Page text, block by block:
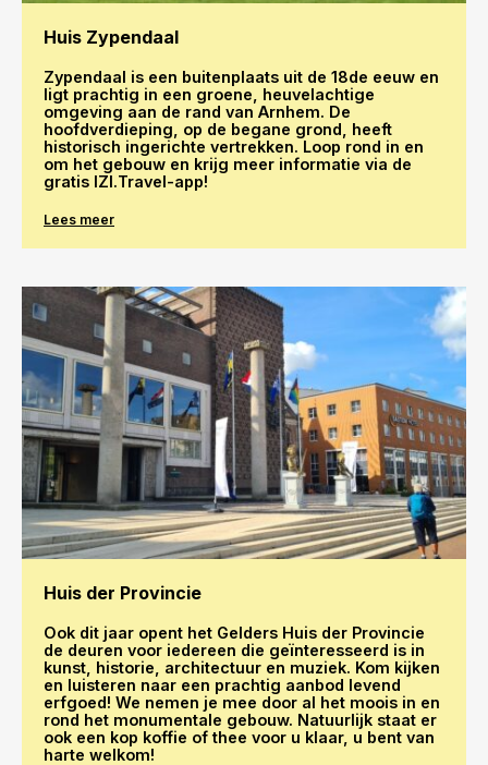
Huis Zypendaal
Zypendaal is een buitenplaats uit de 18de eeuw en
ligt prachtig in een groene, heuvelachtige
omgeving aan de rand van Arnhem. De
hoofdverdieping, op de begane grond, heeft
historisch ingerichte vertrekken. Loop rond in en
om het gebouw en krijg meer informatie via de
gratis IZI.Travel-app!
Lees meer
Huis der Provincie
Ook dit jaar opent het Gelders Huis der Provincie
de deuren voor iedereen die geïnteresseerd is in
kunst, historie, architectuur en muziek. Kom kijken
en luisteren naar een prachtig aanbod levend
erfgoed! We nemen je mee door al het moois in en
rond het monumentale gebouw. Natuurlijk staat er
ook een kop koffie of thee voor u klaar, u bent van
harte welkom!